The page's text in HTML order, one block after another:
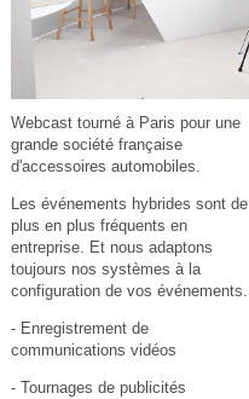
Webcast tourné à Paris pour une
grande société française
d'accessoires automobiles.
Les événements hybrides sont de
plus en plus fréquents en
entreprise. Et nous adaptons
toujours nos systèmes à la
configuration de vos événements.
- Enregistrement de
communications vidéos
- Tournages de publicités